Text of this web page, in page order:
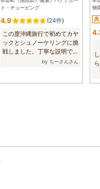
ト・チュービング
4.9 (24件)
この度沖縄旅行で初めてカヤ
ックとシュノーケリングに挑
戦しました。丁寧な説明で初
by ちーさんさん
物